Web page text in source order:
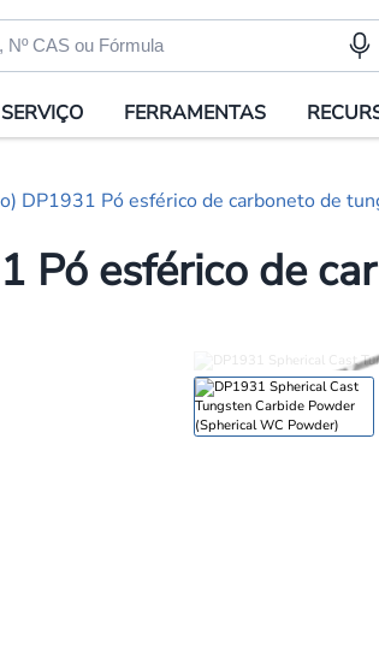
SERVIÇO FERRAMENTAS
DP1931 Pó esférico de carboneto de
Pó esférico de